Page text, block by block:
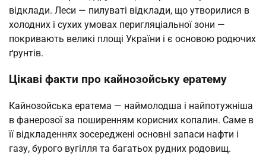
відклади. Леси — пилуваті відклади, що утворилися в
холодних і сухих умовах перигляціальної зони —
покривають великі площі України і є основою родючих
ґрунтів.
Цікаві факти про кайнозойську ератему
Кайнозойська ератема — наймолодша і найпотужніша
в фанерозої за поширенням корисних копалин. Саме в
її відкладеннях зосереджені основні запаси нафти і
газу, бурого вугілля та багатьох рудних родовищ.